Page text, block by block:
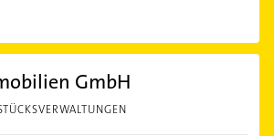
GmbH